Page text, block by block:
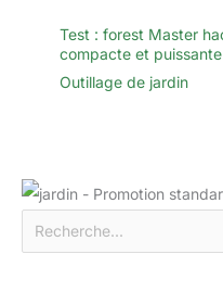
Test : forest Master
compacte et puissante
Outillage de jardin